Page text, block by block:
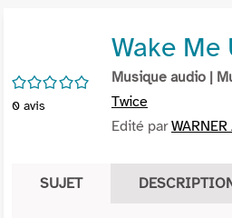
/5
0 avis
Wake Me
Musique audio |
Twice
Edité par
SUJET